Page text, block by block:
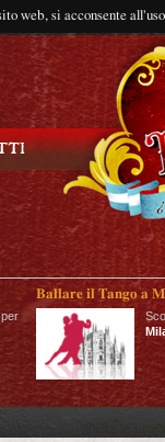
web, si acconsente
Ballare il Tango a